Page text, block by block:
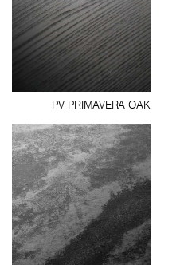
PV PRIMAVERA OAK